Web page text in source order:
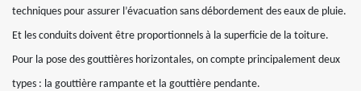
techniques pour assurer l’évacuation sans débordement des eaux de pluie.
Et les conduits doivent être proportionnels à la superficie de la toiture.
Pour la pose des gouttières horizontales, on compte principalement deux
types : la gouttière rampante et la gouttière pendante.